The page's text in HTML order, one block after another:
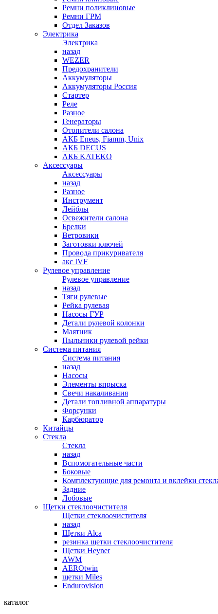
Ремни поликлиновые
Ремни ГРМ
Отдел Заказов
Электрика
Электрика
назад
WEZER
Предохранители
Аккумуляторы
Аккумуляторы Россия
Стартер
Реле
Разное
Генераторы
Отопители салона
АКБ Eneus, Fiamm, Unix
АКБ DECUS
АКБ KATEKO
Аксессуары
Аксессуары
назад
Разное
Инструмент
Лейблы
Освежители салона
Брелки
Ветровики
Заготовки ключей
Провода прикуривателя
акс IVF
Рулевое управление
Рулевое управление
назад
Тяги рулевые
Рейка рулевая
Насосы ГУР
Детали рулевой колонки
Маятник
Пыльники рулевой рейки
Система питания
Система питания
назад
Насосы
Элементы впрыска
Свечи накаливания
Детали топливной аппаратуры
Форсунки
Карбюратор
Китайцы
Стекла
Стекла
назад
Вспомогательные части
Боковые
Комплектующие для ремонта и вклейки
Задние
Лобовые
Щетки стеклоочистителя
Щетки стеклоочистителя
назад
Щетки Alca
резинка щетки стеклоочистителя
Щетки Heyner
AWM
AEROtwin
щетки Miles
Endurovision
каталог